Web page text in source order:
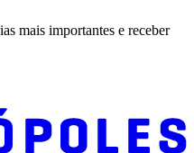
mais importantes e receber